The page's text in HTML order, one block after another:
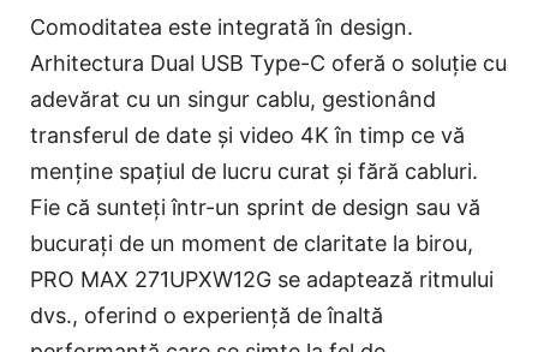
Comoditatea este integrată în design.
Arhitectura Dual USB Type-C oferă o soluție cu
adevărat cu un singur cablu, gestionând
transferul de date și video 4K în timp ce vă
menține spațiul de lucru curat și fără cabluri.
Fie că sunteți într-un sprint de design sau vă
bucurați de un moment de claritate la birou,
PRO MAX 271UPXW12G se adaptează ritmului
dvs., oferind o experiență de înaltă